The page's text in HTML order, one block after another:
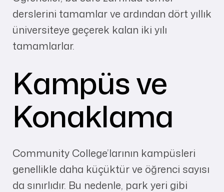
derslerini tamamlar ve ardından dört yıllık
üniversiteye geçerek kalan iki yılı
tamamlarlar.
Kampüs ve
Konaklama
Community College’larının kampüsleri
genellikle daha küçüktür ve öğrenci sayısı
da sınırlıdır. Bu nedenle, park yeri gibi